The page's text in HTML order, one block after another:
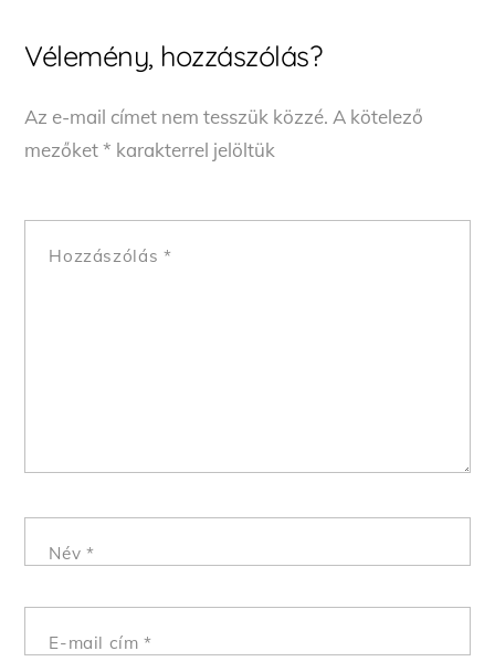
Vélemény, hozzászólás?
Az e-mail címet nem tesszük közzé. A kötelező
mezőket* karakterrel jelöltük
Hozzászólás *
Név *
E-mail cím*